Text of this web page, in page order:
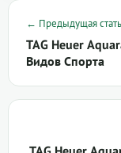
← Предыдущая
TAG Heuer
Видов Спорта